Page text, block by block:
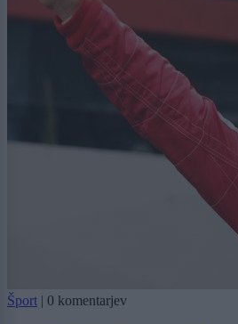
Šport | 0 komentarjev